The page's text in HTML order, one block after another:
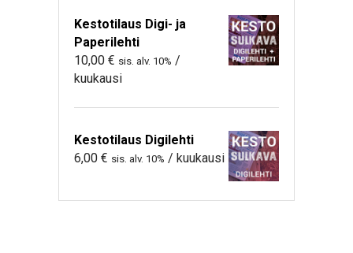
Kestotilaus Digi- ja
Paperilehti
10,00 € sis. alv. 10% /
kuukausi
Kestotilaus Digilehti
6,00 € sis. alv. 10% / kuukausi